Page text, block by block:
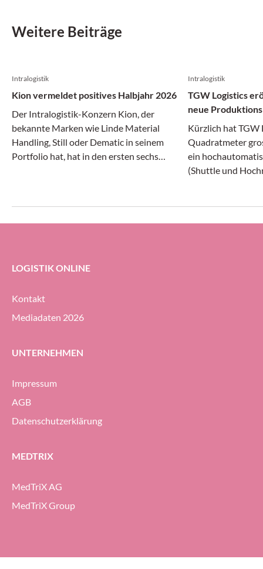
Weitere Beiträge
Intralogistik
Kion vermeldet positives Halbjahr 2026
Der Intralogistik-Konzern Kion, der
bekannte Marken wie Linde Material
Handling, Still oder Dematic in seinem
Portfolio hat, hat in den ersten sechs
Intralogistik
TGW Logistics
neue
Kürzlich hat TGW
Quadratmeter
ein
(Shuttle und
Produktionshalle
LOGISTIK ONLINE
Kontakt
Mediadaten 2026
UNTERNEHMEN
Impressum
AGB
Datenschutzerklärung
MEDTRIX
MedTriX AG
MedTriX Group